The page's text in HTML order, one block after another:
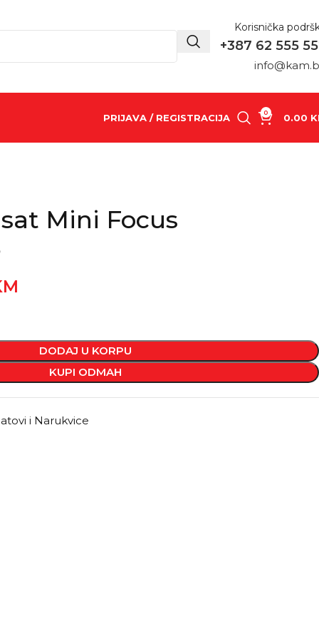
Korisnička
+387 62 555
PRIJAVA / REGISTRACIJA 0 0.00
Mini Focus
DODAJ U KORPU
KUPI ODMAH
i Narukvice